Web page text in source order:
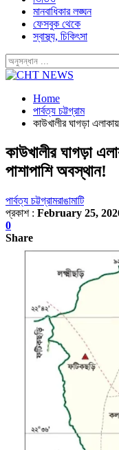
মানবাধিকার লঙ্ঘন
ফেসবুক থেকে
স্বাস্থ্য, চিকিৎসা
Home
পার্বত্য চট্টগ্রাম
কাউখালীর ঘাগড়া
কাউখালীর ঘাগড়া
পাশাপাশি অবস্থান!
পার্বত্য চট্টগ্রামরাঙামাটি
প্রকাশ : February 25,
0
Share